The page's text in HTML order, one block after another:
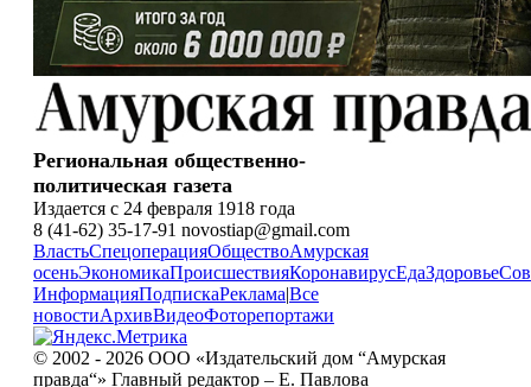
Региональная общественно-
политическая газета
Издается с 24 февраля 1918 года
8 (41-62) 35-17-91 novostiap@gmail.com
ВластьСпецоперацияОбществоАмурская
осеньЭкономикаПроисшествияКоронавирусЕдаЗдоровье
ИнформацияПодпискаРеклама|Все
новостиАрхивВидеоФоторепортажи
© 2002 - 2026 ООО «Издательский дом “Амурская
правда“» Главный редактор – Е. Павлова